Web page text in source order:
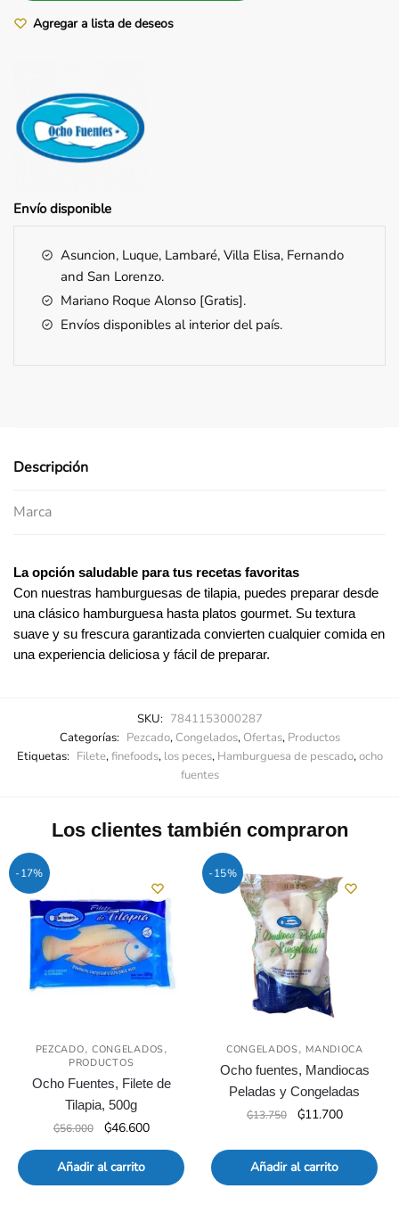
Agregar a lista de deseos
Envíodisponible
Asuncion, Luque, Lambaré, Villa Elisa, Fernando
and San Lorenzo.
Mariano Roque Alonso [Gratis].
Envíos disponibles al interior del país.
Descripción
Marca
La opción saludable para tus recetas favoritas
Con nuestras hamburguesas de tilapia, puedes preparar desde
una clásico hamburguesa hasta platos gourmet. Su textura
suave y su frescura garantizada convierten cualquier comida en
una experiencia deliciosa y fácil de preparar.
SKU: 7841153000287
Categorías: Pezcado, Congelados, Ofertas, Productos
Etiquetas: Filete,finefoods, los peces, Hamburguesa de pescado,ocho
fuentes
Los clientes también compraron
-17%
PEZCADO, CONGELADOS,
PRODUCTOS
Ocho Fuentes, Filete de
Tilapia, 500g
₲56.000
El
precio
original
era:
₲46.600El
precio
es:
Añadir al carrito
-15%
CONGELADOS, MANDIOCA
Ocho fuentes, Mandiocas
Peladas y Congeladas
₲13.750
El
original
era:
₲11.700El
actual
Añadir al carrito